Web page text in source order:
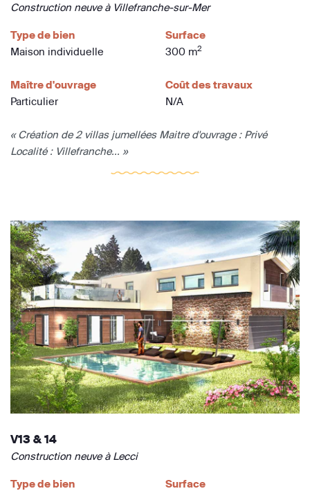
Construction neuve à Villefranche-sur-Mer
Type de bien
Maison individuelle
Surface
300 m2
Maître d'ouvrage
Particulier
Coût des travaux
N/A
« Création de 2 villas jumellées Maitre d'ouvrage : Privé
Localité : Villefranche... »
V13 & 14
Construction neuve à Lecci
Type de bien
Surface